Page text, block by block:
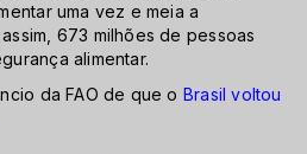
uma vez e meia a
673 milhões de pessoas
alimentar.
da FAO de que o Brasil voltou